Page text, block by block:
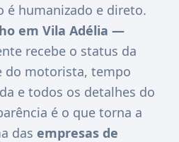
é humanizado e direto.
em Vila Adélia —
recebe o status da
do motorista, tempo
e todos os detalhes do
é o que torna a
das empresas de